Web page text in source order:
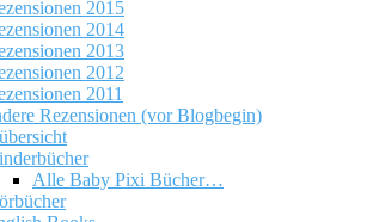
2015
2014
2013
2012
2011
Rezensionen (vor Blogbegin)
Alle Baby Pixi Bücher…